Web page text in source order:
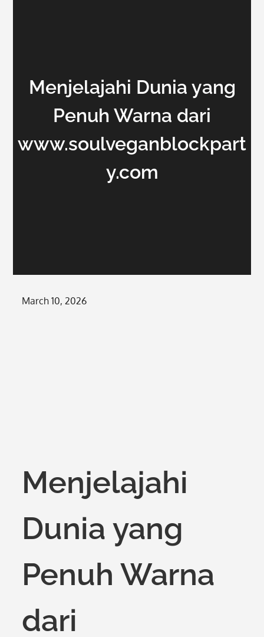
Menjelajahi Dunia yang
Penuh Warna dari
www.soulveganblockpart
y.com
Posted
March 10, 2026
Menjelajahi
Dunia yang
Penuh Warna
dari